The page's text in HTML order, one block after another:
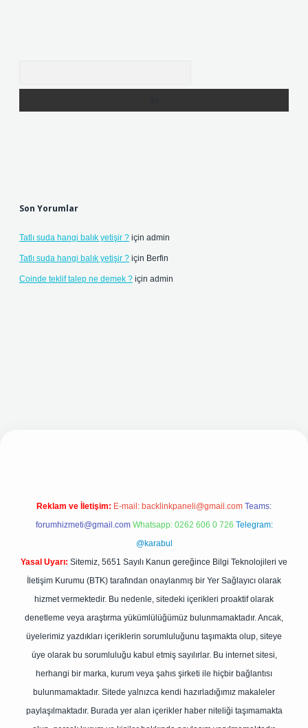
Son Yorumlar
Tatlı suda hangi balık yetişir ? için admin
Tatlı suda hangi balık yetişir ? için Berfin
Coinde teklif talep ne demek ? için admin
Reklam ve İletişim: E-mail: backlinkpaneli@gmail.com Teams:
forumhizmeti@gmail.com Whatsapp: 0262 606 0 726 Telegram:
@karabul
Yasal Uyarı: Sitemiz, 5651 Sayılı Kanun gereğince Bilgi Teknolojileri ve
İletişim Kurumu (BTK) tarafından onaylanmış bir Yer Sağlayıcı olarak
hizmet vermektedir. Bu nedenle, sitedeki içerikleri proaktif olarak
denetleme veya araştırma yükümlülüğümüz bulunmamaktadır. Ancak,
üyelerimiz yazdıkları içeriklerin sorumluluğunu taşımakta olup, siteye
üye olarak bu sorumluluğu kabul etmiş sayılırlar. Bu internet sitesi,
herhangi bir marka, kurum veya şahıs şirketi ile hiçbir bağlantısı
bulunmamaktadır. Sitede yalnızca kendi hazırladığımız makaleler
paylaşılmaktadır. Burada yer alan içerikler haber niteliği taşımamakta